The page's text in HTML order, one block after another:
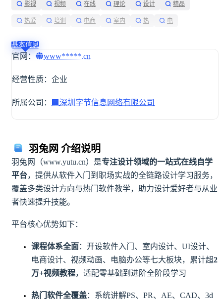
影视 视频 在线 理论 设计 精品
热爱 培训 电商 室内 热 电
基本信息
官网： www*****.cn
经营性质：企业
所属公司： 🏢 深圳字节信息网络有限公司
羽兔网 介绍说明
羽兔网（www.yutu.cn）是专注设计领域的一站式在线自学
平台，提供从软件入门到职场实战的全链路设计学习服务，
覆盖多类设计方向与热门软件教学，助力设计爱好者与从业
者快速提升技能。
平台核心优势如下：
课程体系全面：开设软件入门、室内设计、UI设计、
电商设计、视频动画、电脑办公等七大板块，累计超2
万+视频教程，适配零基础到进阶全阶段学习
热门软件全覆盖：系统讲解PS、PR、AE、CAD、3d